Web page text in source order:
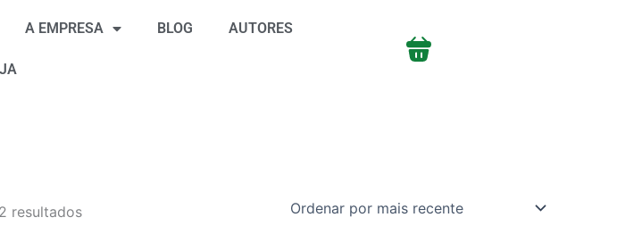
A EMPRESA BLOG AUTORES
resultados
por
mais